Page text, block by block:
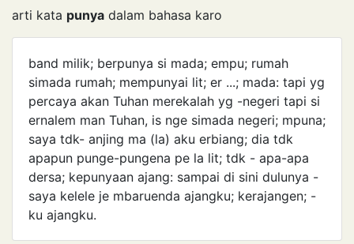
arti kata punya dalam bahasa karo
band milik; berpunya si mada; empu; rumah
simada rumah; mempunyai lit; er ...; mada: tapi yg
percaya akan Tuhan merekalah yg -negeri tapi si
ernalem man Tuhan, is nge simada negeri; mpuna;
saya tdk- anjing ma (la) aku erbiang; dia tdk
apapun punge-pungena pe la lit; tdk - apa-apa
dersa; kepunyaan ajang: sampai di sini dulunya -
saya kelele je mbaruenda ajangku; kerajangen; -
ku ajangku.